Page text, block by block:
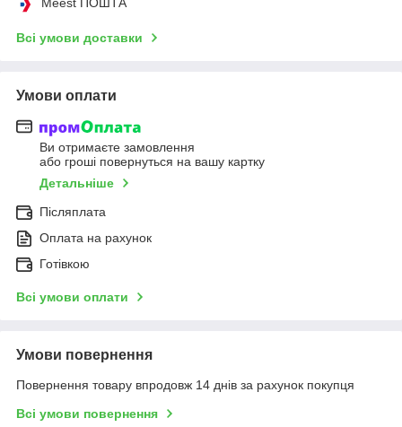
Всі умови доставки
Умови оплати
Ви отримаєте замовлення
або гроші повернуться на вашу картку
Детальніше
Післяплата
Оплата на рахунок
Готівкою
Всі умови оплати
Умови повернення
Повернення товару впродовж 14 днів за рахунок покупця
Всі умови повернення